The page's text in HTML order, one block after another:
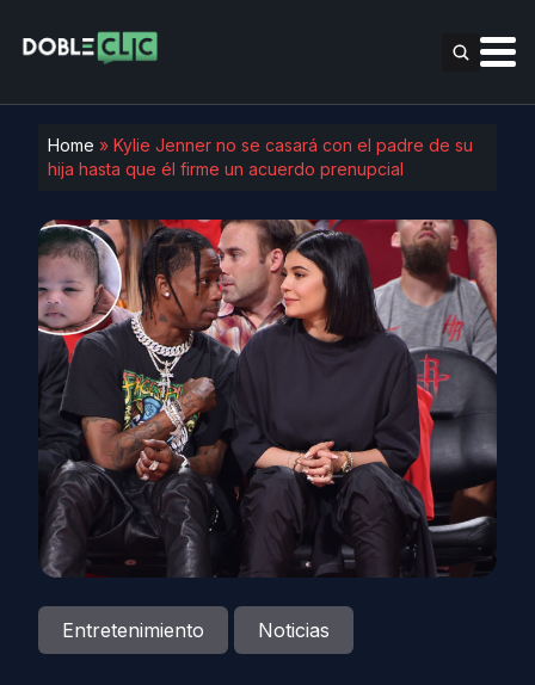
Home » Kylie Jenner no se casará con el padre de su
hija hasta que él firme un acuerdo prenupcial
Entretenimiento Noticias